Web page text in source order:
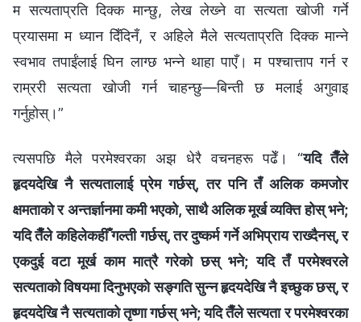
म सत्यताप्रति दिक्‍क मान्छु, लेख लेख्‍ने वा सत्यता खोजी गर्ने
प्रयासमा म ध्यान दिँदिनँ, र अहिले मैले सत्यताप्रति दिक्‍क मान्‍ने
स्वभाव तपाईंलाई घिन लाग्छ भन्‍ने थाहा पाएँ। म पश्‍चात्ताप गर्न र
राम्ररी सत्यता खोजी गर्न चाहन्छु—बिन्ती छ मलाई अगुवाइ
गर्नुहोस्।”
त्यसपछि मैले परमेश्‍वरका अझ धेरै वचनहरू पढेँ। “यदि तैँले
हृदयदेखि नै सत्यतालाई प्रेम गर्छस्, तर पनि तँ अलिक कमजोर
क्षमताको र अन्तर्ज्ञानमा कमी भएको, साथै अलिक मूर्ख व्यक्ति होस् भने;
यदि तैँले कहिलेकहीँ गल्ती गर्छस्, तर दुष्कर्म गर्ने अभिप्राय राख्दैनस्, र
एकदुई वटा मूर्ख काम मात्रै गरेको छस् भने; यदि तँ परमेश्‍वरले
सत्यताको विषयमा दिनुभएको सङ्गति सुन्‍न हृदयदेखि नै इच्‍छुक छस्, र
हृदयदेखि नै सत्यताको तृष्णा गर्छस् भने; यदि तैँले सत्यता र परमेश्‍वरका